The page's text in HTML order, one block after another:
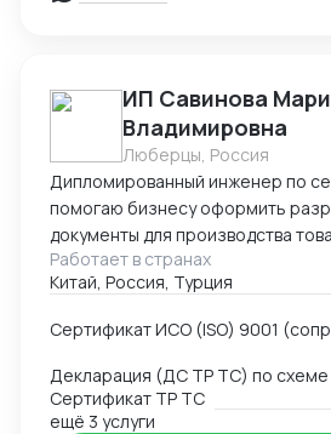
ИП Савинова
Владимировна
Люберцы, Россия
Дипломированный инженер по
помогаю бизнесу оформить
документы для производства
импорта и реализации на
магазины и маркетплейсы.
Работает в странах
Китай, Россия, Турция
Декларация (ДС ТР ТС) по
Сертификат ТР ТС
ещё 3 услуги